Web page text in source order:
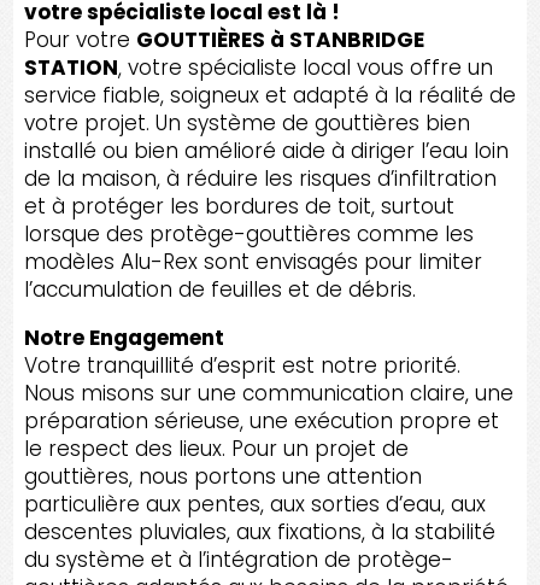
votre spécialiste local est là !
Pour votre GOUTTIÈRES à STANBRIDGE
STATION, votre spécialiste local vous offre un
service fiable, soigneux et adapté à la réalité de
votre projet. Un système de gouttières bien
installé ou bien amélioré aide à diriger l’eau loin
de la maison, à réduire les risques d’infiltration
et à protéger les bordures de toit, surtout
lorsque des protège-gouttières comme les
modèles Alu-Rex sont envisagés pour limiter
l’accumulation de feuilles et de débris.
Notre Engagement
Votre tranquillité d’esprit est notre priorité.
Nous misons sur une communication claire, une
préparation sérieuse, une exécution propre et
le respect des lieux. Pour un projet de
gouttières, nous portons une attention
particulière aux pentes, aux sorties d’eau, aux
descentes pluviales, aux fixations, à la stabilité
du système et à l’intégration de protège-